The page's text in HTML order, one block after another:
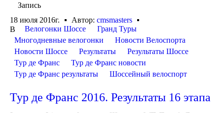
Запись
18 июля 2016г.
Автор: cmsmasters
В
Велогонки Шоссе
Гранд Туры
Многодневные велогонки
Новости Велоспорта
Новости Шоссе
Результаты
Результаты Шоссе
Тур де Франс
Тур де Франс новости
Тур де Франс результаты
Шоссейный велоспорт
Тур де Франс 2016. Результаты 16 этапа